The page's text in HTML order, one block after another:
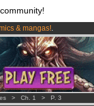
& mangas!.
per month !Get membership
> Ch. 1 > P. 3